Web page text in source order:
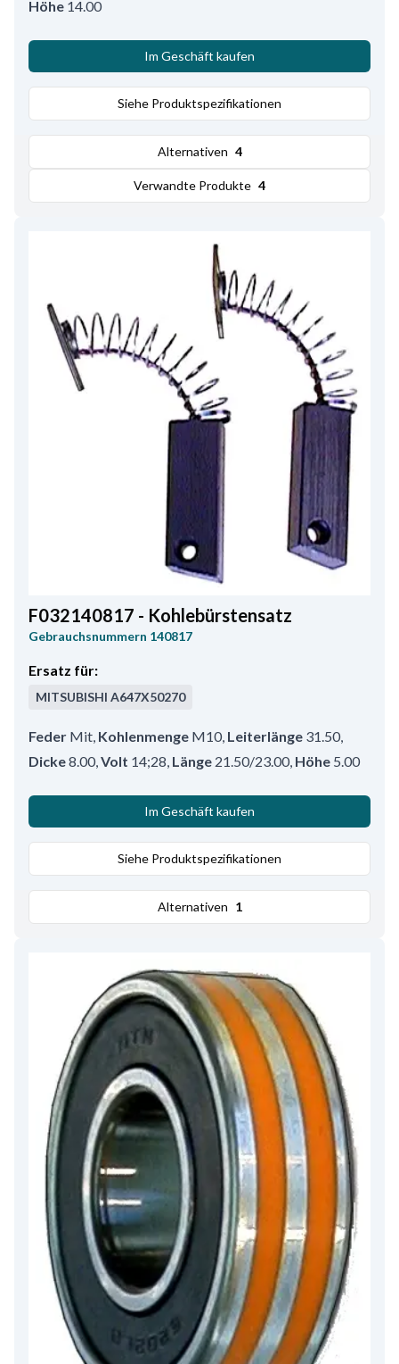
Höhe 14.00
Im Geschäft kaufen
Siehe Produktspezifikationen
Alternativen 4
Verwandte Produkte 4
F032140817 - Kohlebürstensatz
Gebrauchsnummern 140817
Ersatz für:
MITSUBISHI A647X50270
Feder Mit Kohlenmenge M10, Leiterlänge 31.50,
Dicke8.00, Volt 14;28 Länge 21.50/23.00, Höhe 5.00
Im Geschäft kaufen
Siehe Produktspezifikationen
Alternativen 1